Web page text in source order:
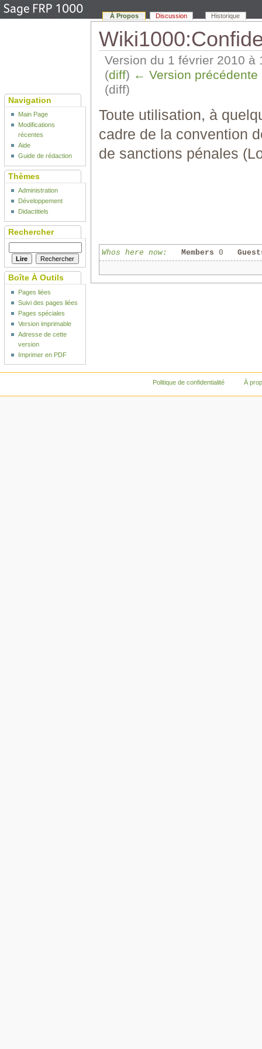
Version du 1 février 2010 à
(diff) ← Version précédente
(diff)
Toute utilisation, à
cadre de la convention
de sanctions pénales
Whos here now: Members 0
À Propos Discussion Historique
Navigation
Main Page
Modifications
récentes
Aide
Guide de rédaction
Thèmes
Administration
Développement
Didactitiels
Rechercher
Boîte À Outils
Pages liées
Suivi des pages liées
Pages spéciales
Version imprimable
Adresse de cette
version
Imprimer en PDF
Politique de confidentialité À